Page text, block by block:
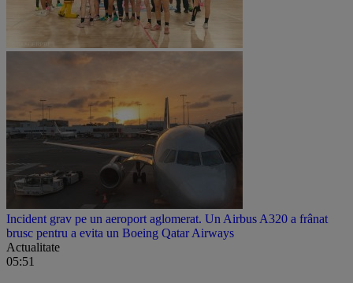
Incident grav pe un aeroport aglomerat. Un Airbus A320 a frânat
brusc pentru a evita un Boeing Qatar Airways
Actualitate
05:51